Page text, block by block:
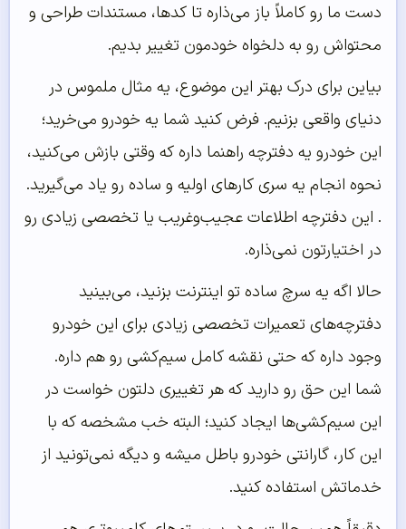
دست ما رو کاملاً باز می‌ذاره تا کدها، مستندات طراحی و
محتواش رو به دلخواه خودمون تغییر بدیم.
بیاین برای درک بهتر این موضوع، یه مثال ملموس در
دنیای واقعی بزنیم. فرض کنید شما یه خودرو می‌خرید؛
این خودرو یه دفترچه راهنما داره که وقتی بازش می‌کنید،
نحوه انجام یه سری کارهای اولیه و ساده رو یاد می‌گیرید.
. این دفترچه اطلاعات عجیب‌وغریب یا تخصصی زیادی رو
در اختیارتون نمی‌ذاره.
حالا اگه یه سرچ ساده تو اینترنت بزنید، می‌بینید
دفترچه‌های تعمیرات تخصصی زیادی برای این خودرو
وجود داره که حتی نقشه کامل سیم‌کشی رو هم داره.
شما این حق رو دارید که هر تغییری دلتون خواست در
این سیم‌کشی‌ها ایجاد کنید؛ البته خب مشخصه که با
این کار، گارانتی خودرو باطل میشه و دیگه نمی‌تونید از
خدماتش استفاده کنید.